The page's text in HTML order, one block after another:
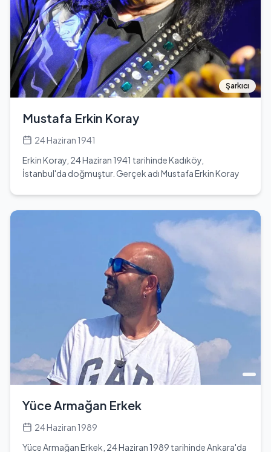
beğenisini kazanmıştır. Kendi alanında kendini
geliştirmeye devam eden Ramiz, sosyal medya
platformlarında da aktif olarak yer almakta ve
takipçileriyle etkileşimde bulunmaktadır. Kişisel hayatı
hakkında çok fazla bilgi paylaşmayan Ramiz, şu an bekar
durumundadır. Boyu 1,69 cm ve kilosu 53 kg olarak
belirtilmiştir. Ramiz Mullamusa, genç yaşına rağmen
kariyerinde önemli bir yer edinmiş ve gelecekte daha
büyük projelerde yer alması beklenmektedir.
Şarkıcı
Mustafa Erkin Koray
24 Haziran 1941
Erkin Koray, 24 Haziran 1941 tarihinde Kadıköy,
İstanbul'da doğmuştur. Gerçek adı Mustafa Erkin Koray
Alman Lisesi'nde başlamış ve burada müzikle ilgilenmeye
yönelmiştir. Müzik kariyerine 1960'lı yıllarda başlamış,
Anadolu rock, hard rock ve psychedelic rock gibi çeşitli
müzik tarzlarında eserler vermiştir. 'Cemalim',
'Fesupanallah', 'Arap Saçı', 'Yalnızlar Rıhtımı' ve 'Çöpçüler'
gibi unutulmaz şarkılara imza atmıştır. Erkin Koray,
müziğiyle birçok genç sanatçıyı etkilemiş ve Türk rock
müziğinin öncülerinden biri olmuştur. 07 Ağustos 2023
tarihinde 82 yaşında hayatını kaybetmiştir. Ölüm nedeni
akciğer sorunları olarak belirtilmiştir. Vefatından önce,
yaşasaydı 83 yaşında olacaktı. Eşi Müge Duruman ile olan
evliliği, sanatçının özel hayatındaki önemli bir detaydır.
Erkin Koray, müziğiyle Türk kültürüne önemli katkılarda
bulunmuş ve birçok ödül kazanmıştır. Sanatçının müziği,
sadece Türkiye'de değil, uluslararası alanda da tanınmıştır.
Ölümünden sonra, müziği ve eserleri hala dinlenmekte ve
hatırlanmaktadır.
Yüce Armağan Erkek
24 Haziran 1989
Yüce Armağan Erkek, 24 Haziran 1989 tarihinde Ankara'da